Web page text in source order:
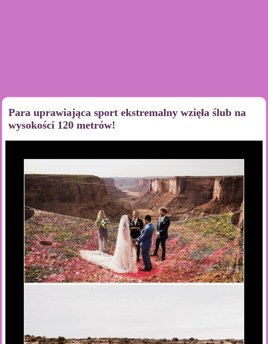
Para uprawiająca sport ekstremalny wzięła ślub na
wysokości 120 metrów!